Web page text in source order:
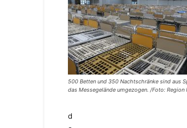
500 Betten und 350 Nachtschränke sind aus
das Messegelände umgezogen. /Foto: Region
d